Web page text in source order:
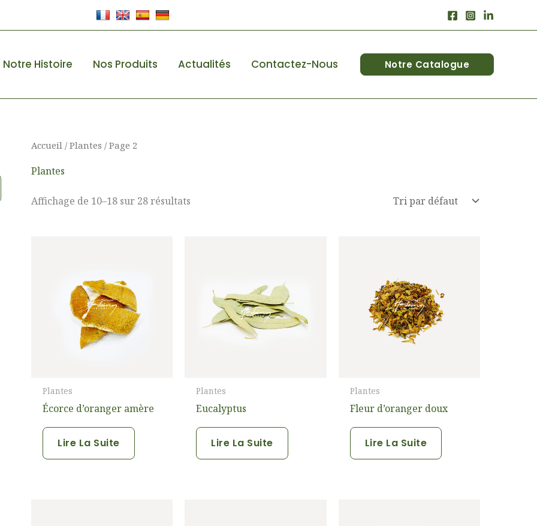
Notre Histoire Nos Produits Actualités Contactez-Nous Notre Catalogue
Accueil / Plantes / Page 2
Plantes
Affichage de 10–18 sur 28 résultats
Plantes
Écorce d’oranger amère
Lire La Suite
Plantes
Eucalyptus
Lire La Suite
Plantes
Fleur d’oranger doux
Lire La Suite